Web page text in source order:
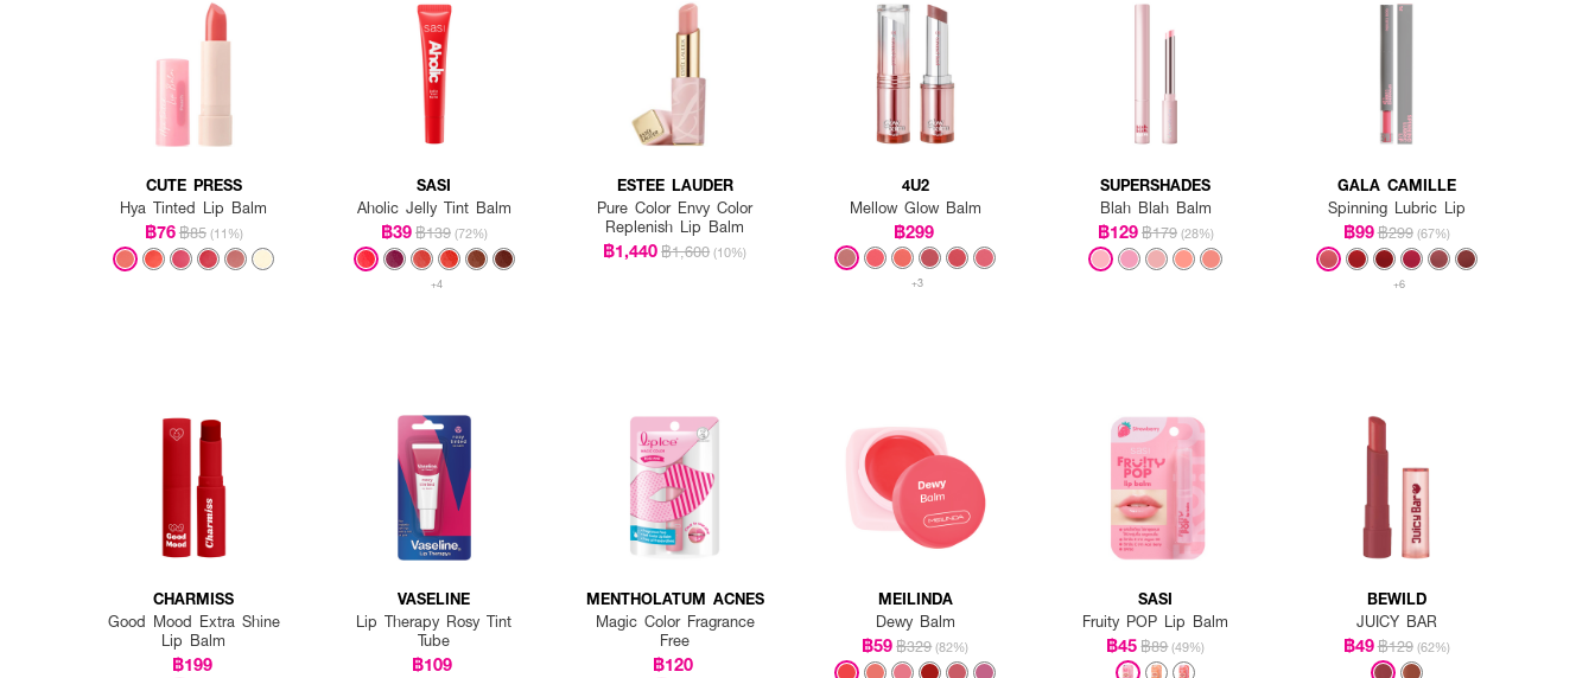
CUTE PRESS
Hya Tinted Lip Balm
฿76฿85 (11%)
SASI
Aholic Jelly Tint Balm
฿39฿139 (72%)
+4
ESTEE LAUDER
Pure Color Envy Color
Replenish Lip Balm
฿1,440฿1,600 (10%)
4U2
Mellow Glow Balm
฿299
+3
SUPERSHADES
Blah Blah Balm
฿129฿179 (28%)
GALA CAMILLE
Spinning Lubric Lip
฿99฿299 (67%)
+6
CHARMISS
Good Mood Extra Shine
Lip Balm
฿199
VASELINE
Lip Therapy Rosy Tint
Tube
฿109
MENTHOLATUM ACNES
Magic Color Fragrance
Free
฿120
MEILINDA
Dewy Balm
฿59฿329 (82%)
SASI
Fruity POP Lip Balm
฿45฿89 (49%)
BEWILD
JUICY BAR
฿49฿129 (62%)